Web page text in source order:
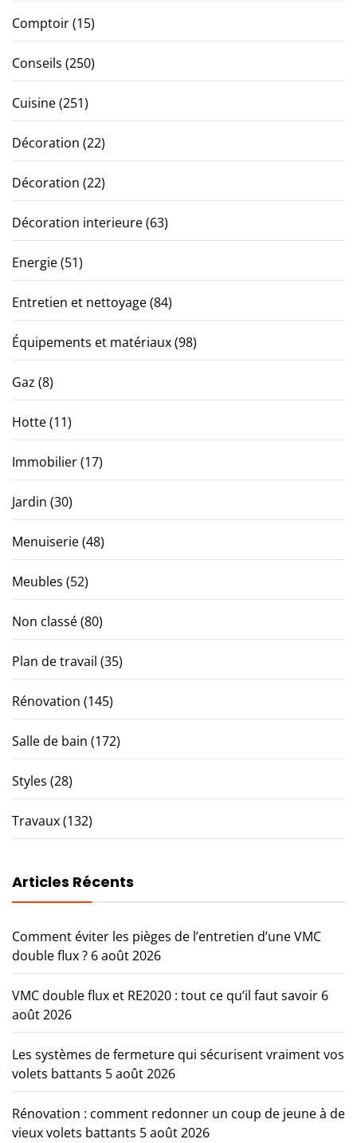
Comptoir(15)
Conseils (250)
Cuisine(251)
Décoration (22)
Décoration (22)
Décoration interieure(63)
Energie(51)
Entretien et nettoyage(84)
Équipements et matériaux(98)
Gaz (8)
Hotte(11)
Immobilier(17)
Jardin (30)
Menuiserie(48)
Meubles (52)
Non classé(80)
Plan de travail (35)
Rénovation (145)
Salle de bain (172)
Styles (28)
Travaux(132)
Articles Récents
Comment éviter les pièges de l’entretien d’une VMC
double flux ? 6 août 2026
VMC double flux et RE2020 : tout ce qu’il faut savoir 6
août 2026
Les systèmes de fermeture qui sécurisent vraiment vos
volets battants 5 août 2026
Rénovation : comment redonner un coup de jeune à de
vieux volets battants 5 août 2026